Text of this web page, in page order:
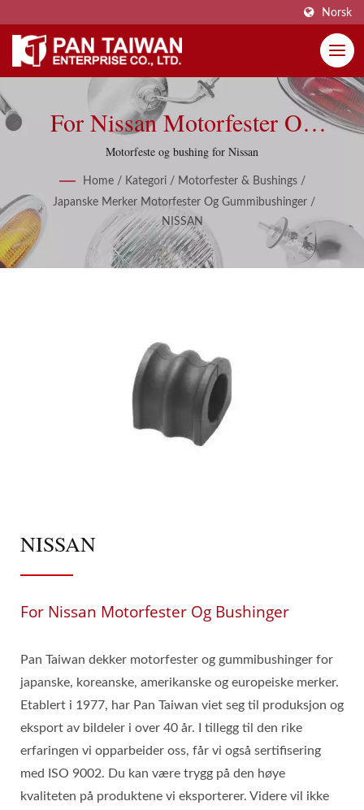
Norsk
For Nissan Motorfester Og
Bushinger
Motorfeste og bushing for Nissan
Home / Kategori / Motorfester & Bushings /
Japanske Merker Motorfester Og Gummibushinger /
NISSAN
NISSAN
For Nissan Motorfester Og Bushinger
Pan Taiwan dekker motorfester og gummibushinger for
japanske, koreanske, amerikanske og europeiske merker.
Etablert i 1977, har Pan Taiwan viet seg til produksjon og
eksport av bildeler i over 40 år. I tillegg til den rike
erfaringen vi opparbeider oss, får vi også sertifisering
med ISO 9002. Du kan være trygg på den høye
kvaliteten på produktene vi eksporterer. Videre vil ikke